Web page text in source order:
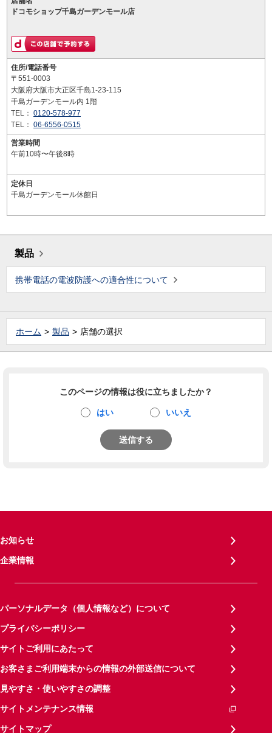
ドコモショップ千島ガーデンモール店
住所/電話番号
〒551-0003
大阪府大阪市大正区千島1-23-115
千島ガーデンモール内 1階
TEL： 0120-578-977
TEL： 06-6556-0515
営業時間
午前10時〜午後8時
定休日
千島ガーデンモール休館日
製品
携帯電話の電波防護への適合性について
ホーム 製品 店舗の選択
このページの情報は役に立ちましたか？
はい いいえ
送信する
お知らせ
企業情報
パーソナルデータ（個人情報など）について
プライバシーポリシー
サイトご利用にあたって
お客さまご利用端末からの情報の外部送信について
見やすさ・使いやすさの調整
サイトメンテナンス情報
サイトマップ